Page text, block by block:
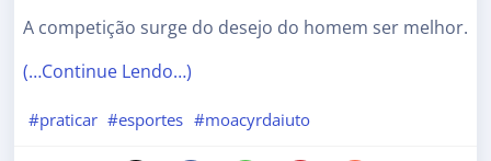
A competição surge do desejo do homem ser melhor.
(…Continue Lendo…)
#praticar #esportes #moacyrdaiuto